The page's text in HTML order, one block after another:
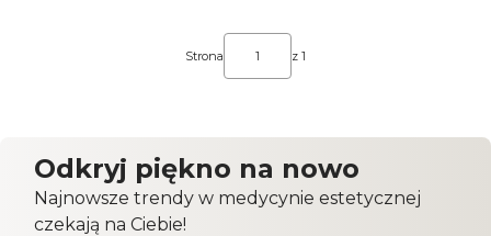
Strona z 1
Odkryj piękno na nowo
Najnowsze trendy w medycynie estetycznej
czekają na Ciebie!